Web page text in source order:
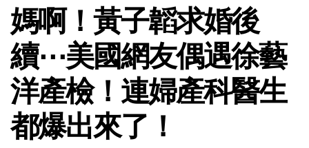
媽啊！黃子韜求婚後
續⋯美國網友偶遇徐藝
洋產檢！連婦產科醫生
都爆出來了！